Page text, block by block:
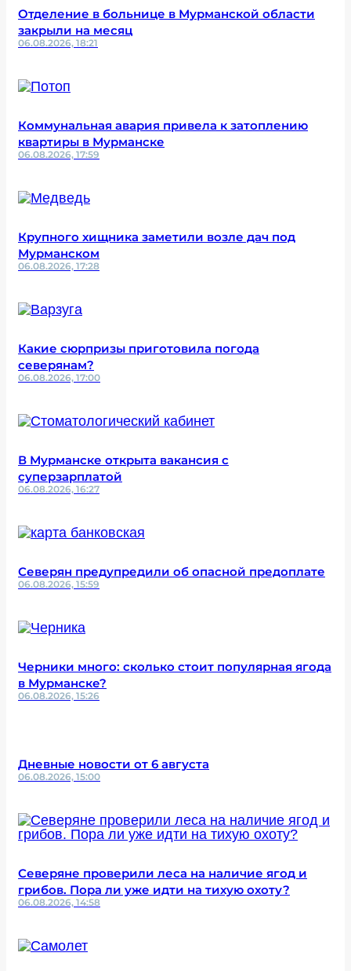
Отделение в больнице в Мурманской области
закрыли на месяц
06.08.2026, 18:21
Коммунальная авария привела к затоплению
квартиры в Мурманске
06.08.2026, 17:59
Крупного хищника заметили возле дач под
Мурманском
06.08.2026, 17:28
Какие сюрпризы приготовила погода
северянам?
06.08.2026, 17:00
В Мурманске открыта вакансия с
суперзарплатой
06.08.2026, 16:27
Северян предупредили об опасной предоплате
06.08.2026, 15:59
Черники много: сколько стоит популярная ягода
в Мурманске?
06.08.2026, 15:26
Дневные новости от 6 августа
06.08.2026, 15:00
Северяне проверили леса на наличие ягод и
грибов. Пора ли уже идти на тихую охоту?
06.08.2026, 14:58